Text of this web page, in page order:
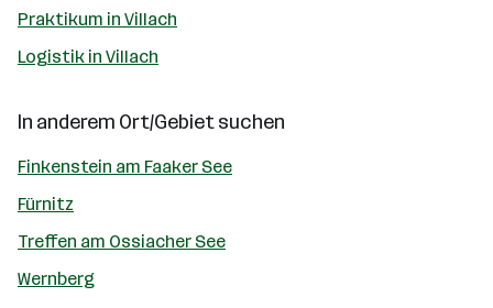
Praktikum in Villach
Logistik in Villach
In anderem Ort/Gebiet suchen
Finkenstein am Faaker See
Fürnitz
Treffen am Ossiacher See
Wernberg